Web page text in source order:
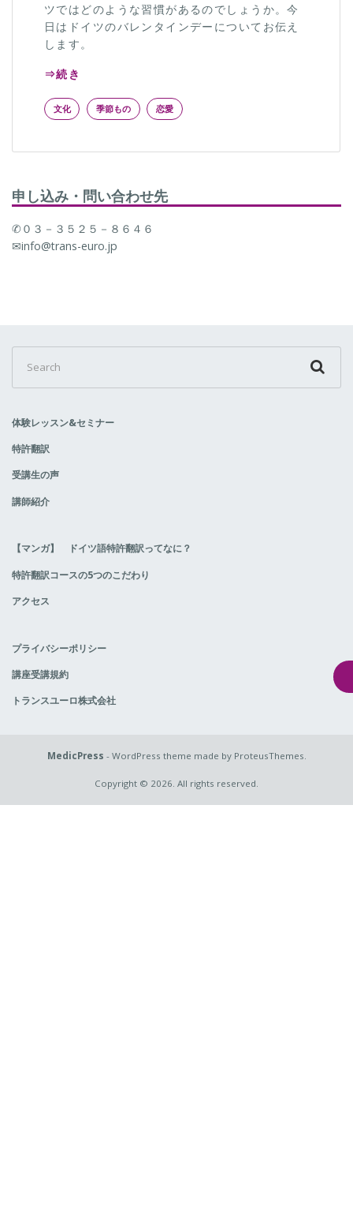
ツではどのような習慣があるのでしょうか。今
日はドイツのバレンタインデーについてお伝え
します。
⇒続き
文化 季節もの 恋愛
申し込み・問い合わせ先
✆０３－３５２５－８６４６
✉info@trans-euro.jp
for:
体験レッスン&セミナー
特許翻訳
受講生の声
講師紹介
【マンガ】 ドイツ語特許翻訳ってなに？
特許翻訳コースの5つのこだわり
アクセス
プライバシーポリシー
講座受講規約
トランスユーロ株式会社
MedicPress - WordPress theme made by ProteusThemes.
Copyright © 2026. All rights reserved.